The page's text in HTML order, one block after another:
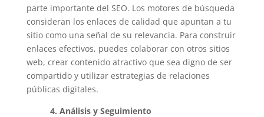
parte importante del SEO. Los motores de búsqueda
consideran los enlaces de calidad que apuntan a tu
sitio como una señal de su relevancia. Para construir
enlaces efectivos, puedes colaborar con otros sitios
web, crear contenido atractivo que sea digno de ser
compartido y utilizar estrategias de relaciones
públicas digitales.
4. Análisis y Seguimiento